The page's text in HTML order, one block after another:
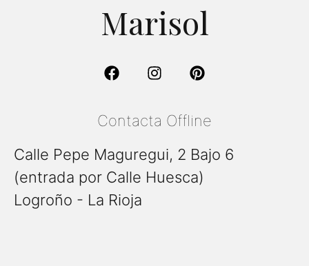
Marisol
Contacta Offline
Calle Pepe Maguregui, 2 Bajo 6
(entrada por Calle Huesca)
Logroño - La Rioja